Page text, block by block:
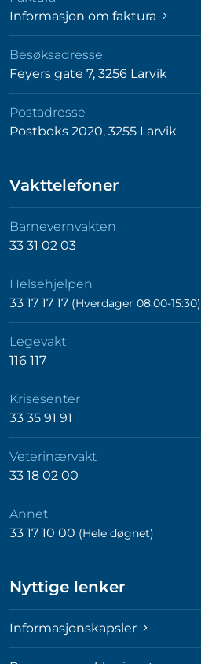
Informasjon om faktura
Besøksadresse
Feyers gate 7, 3256 Larvik
Postadresse
Postboks 2020, 3255 Larvik
Vakttelefoner
Barnevernvakten
33 31 02 03
Helsehjelpen
33 17 17 17 (Hverdager 08:00-15:30)
Legevakt
116 117
Krisesenter
33 35 91 91
Veterinærvakt
33 18 02 00
Annet
33 17 10 00 (Hele døgnet)
Nyttige lenker
Informasjonskapsler